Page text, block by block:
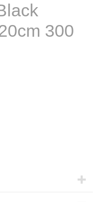
300